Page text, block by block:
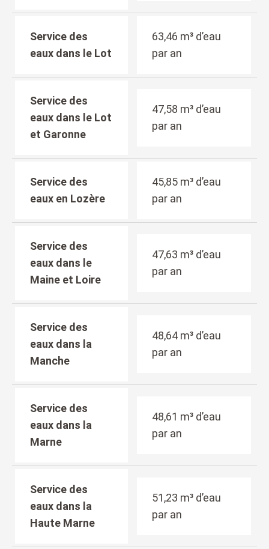
Service des
eaux dans le Lot
63,46 m³ d’eau
par an
Service des
eaux dans le Lot
et Garonne
47,58 m³ d’eau
par an
Service des
eaux en Lozère
45,85 m³ d’eau
par an
Service des
eaux dans le
Maine et Loire
47,63 m³ d’eau
par an
Service des
eaux dans la
Manche
48,64 m³ d’eau
par an
Service des
eaux dans la
Marne
48,61 m³ d’eau
par an
Service des
eaux dans la
Haute Marne
51,23 m³ d’eau
par an